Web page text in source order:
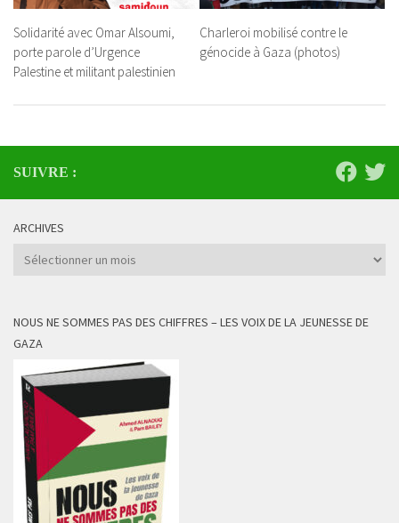
Solidarité avec Omar Alsoumi,
porte parole d’Urgence
Palestine et militant palestinien
Charleroi mobilisé contre le
génocide à Gaza (photos)
SUIVRE :
ARCHIVES
Archives
NOUS NE SOMMES PAS DES CHIFFRES – LES VOIX DE LA JEUNESSE DE
GAZA